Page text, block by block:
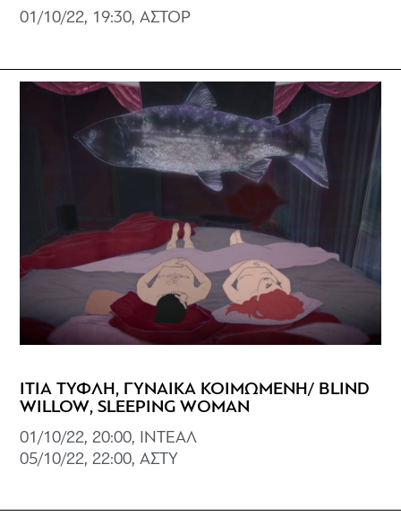
01/10/22, 19:30, ΑΣΤΟΡ
ΙΤΙΑ ΤΥΦΛΗ, ΓΥΝΑΙΚΑ ΚΟΙΜΩΜΕΝΗ/ BLIND
WILLOW, SLEEPING WOMAN
01/10/22, 20:00, ΙΝΤΕΑΛ
05/10/22, 22:00, ΑΣΤΥ